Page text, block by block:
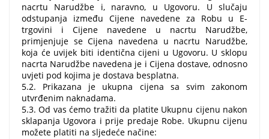
nacrtu Narudžbe i, naravno, u Ugovoru. U slučaju
odstupanja između Cijene navedene za Robu u E-
trgovini i Cijene navedene u nacrtu Narudžbe,
primjenjuje se Cijena navedena u nacrtu Narudžbe,
koja će uvijek biti identična cijeni u Ugovoru. U sklopu
nacrta Narudžbe navedena je i Cijena dostave, odnosno
uvjeti pod kojima je dostava besplatna.
5.2. Prikazana je ukupna cijena sa svim zakonom
utvrđenim naknadama.
5.3. Od vas ćemo tražiti da platite Ukupnu cijenu nakon
sklapanja Ugovora i prije predaje Robe. Ukupnu cijenu
možete platiti na sljedeće načine: